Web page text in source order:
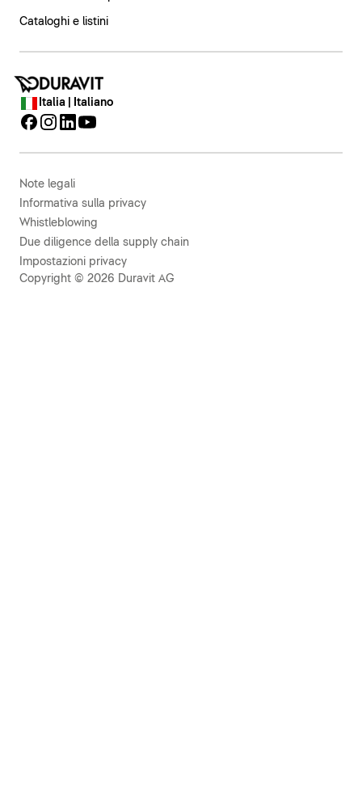
Cataloghi e listini
Italia | Italiano
Note legali
Informativa sulla privacy
Whistleblowing
Due diligence della supply chain
Impostazioni privacy
Copyright © 2026 Duravit AG